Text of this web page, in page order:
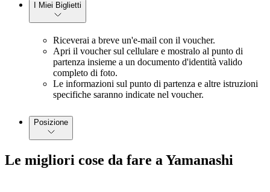
I Miei Biglietti
Riceverai a breve un'e-mail con il voucher.
Apri il voucher sul cellulare e mostralo al punto di
partenza insieme a un documento d'identità valido
completo di foto.
Le informazioni sul punto di partenza e altre istruzioni
specifiche saranno indicate nel voucher.
Posizione
Le migliori cose da fare a Yamanashi